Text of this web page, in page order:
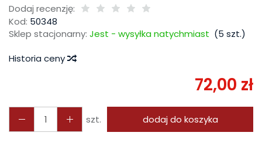
Dodaj recenzję:
Kod: 50348
Sklep stacjonarny: Jest - wysyłka natychmiast (5 szt.)
Historia ceny
72,00 zł
szt. dodaj do koszyka